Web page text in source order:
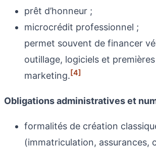
prêt d’honneur ;
microcrédit professionnel ;
permet souvent de financer
outillage, logiciels et
marketing.[4]
Obligations administratives et
formalités de création
(immatriculation, assurances,